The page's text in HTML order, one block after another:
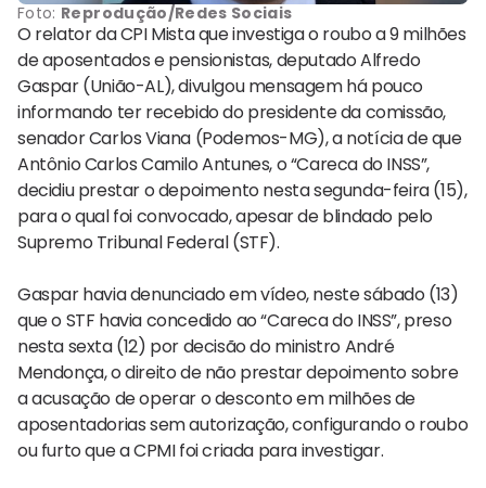
Foto: Reprodução/Redes Sociais
O relator da CPI Mista que investiga o roubo a 9 milhões
de aposentados e pensionistas, deputado Alfredo
Gaspar (União-AL), divulgou mensagem há pouco
informando ter recebido do presidente da comissão,
senador Carlos Viana (Podemos-MG), a notícia de que
Antônio Carlos Camilo Antunes, o “Careca do INSS”,
decidiu prestar o depoimento nesta segunda-feira (15),
para o qual foi convocado, apesar de blindado pelo
Supremo Tribunal Federal (STF).
Gaspar havia denunciado em vídeo, neste sábado (13)
que o STF havia concedido ao “Careca do INSS”, preso
nesta sexta (12) por decisão do ministro André
Mendonça, o direito de não prestar depoimento sobre
a acusação de operar o desconto em milhões de
aposentadorias sem autorização, configurando o roubo
ou furto que a CPMI foi criada para investigar.